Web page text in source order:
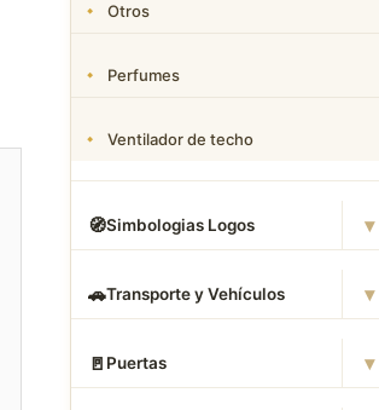
Otros
Perfumes
Ventilador de techo
🧭Simbologias Logos ▾
🚗Transporte y Vehículos ▾
🚪 Puertas ▾